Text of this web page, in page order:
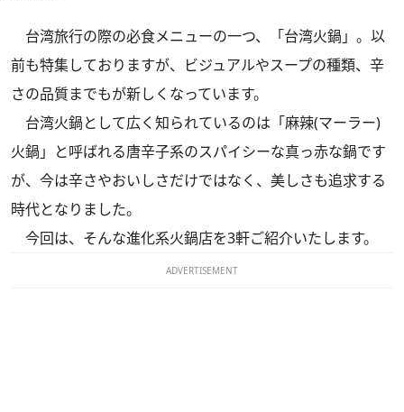
台湾旅行の際の必食メニューの一つ、「台湾火鍋」。以
前も特集しておりますが、ビジュアルやスープの種類、辛
さの品質までもが新しくなっています。
台湾火鍋として広く知られているのは「麻辣(マーラー)
火鍋」と呼ばれる唐辛子系のスパイシーな真っ赤な鍋です
が、今は辛さやおいしさだけではなく、美しさも追求する
時代となりました。
今回は、そんな進化系火鍋店を3軒ご紹介いたします。
ADVERTISEMENT